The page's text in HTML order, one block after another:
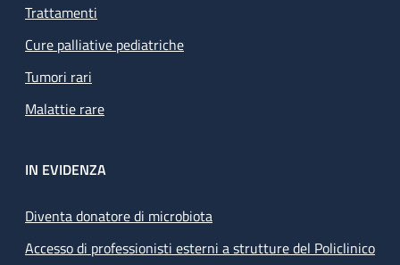
Trattamenti
Cure palliative pediatriche
Tumori rari
Malattie rare
IN EVIDENZA
Diventa donatore di microbiota
Accesso di professionisti esterni a strutture del Policlinico